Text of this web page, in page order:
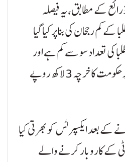
کے مطابق، یہ فیصلہ
کم رجحان کی بنا پر کیا گیا
کی تعداد سو سے کم ہے اور
کامرس کے ایک طالبعلم پر حکومت کا خرچہ 3 لاکھ روپے
کے بعد ایکسپرٹس کو بھرتی کیا
ٹی کے کاروبار کرنے والے